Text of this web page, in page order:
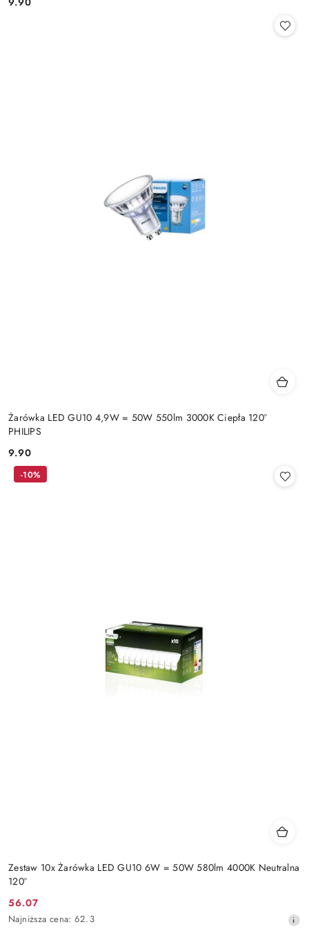
Cena:
Żarówka LED GU10 4,9W = 50W 550lm 3000K Ciepła 120°
PHILIPS
Cena:
9.90
Zestaw 10x Żarówka LED GU10 6W = 50W 580lm 4000K Neutralna
120°
Cena
56.07
Najniższa
Najniższa cena: 62.3
-10%